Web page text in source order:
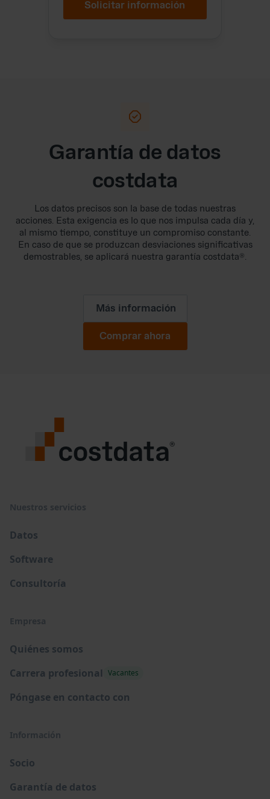
Solicitar información

Garantía de datos
costdata
Los datos precisos son la base de todas nuestras
acciones. Esta exigencia es lo que nos impulsa cada día y,
al mismo tiempo, constituye un compromiso constante.
En caso de que se produzcan desviaciones significativas
demostrables, se aplicará nuestra garantía costdata®.
Más información
Comprar ahora
Nuestros servicios
Datos
Software
Consultoría
Empresa
Quiénes somos
Carrera profesional Vacantes
Póngase en contacto con
Información
Socio
Garantía de datos